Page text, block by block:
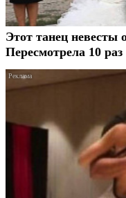
Этот танец невесты
Пересмотрела 10 раз